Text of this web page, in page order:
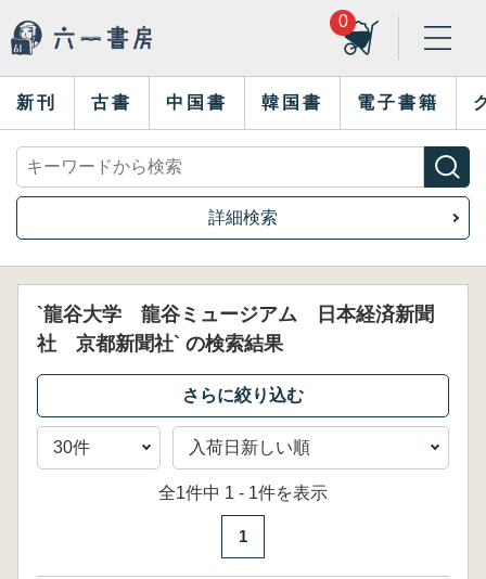
0
新刊 古書 中国書 韓国書 電子書籍
詳細検索
`龍谷大学 龍谷ミュージアム 日本経済新聞
社 京都新聞社` の検索結果
全1件中 1 - 1件を表示
1